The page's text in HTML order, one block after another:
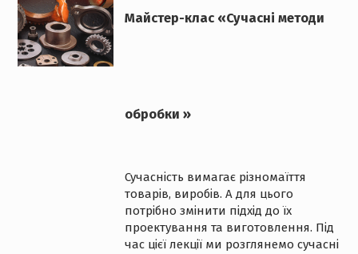
Майстер-клас «Сучасні методи
обробки »
Сучасність вимагає різномаїття
товарів, виробів. А для цього
потрібно змінити підхід до їх
проектування та виготовлення. Під
час цієї лекції ми розглянемо сучасні